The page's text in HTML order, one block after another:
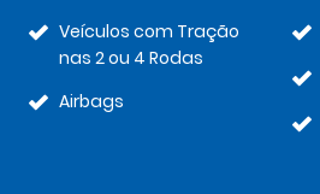
Veículos com Tração
nas 2 ou 4 Rodas
Airbags